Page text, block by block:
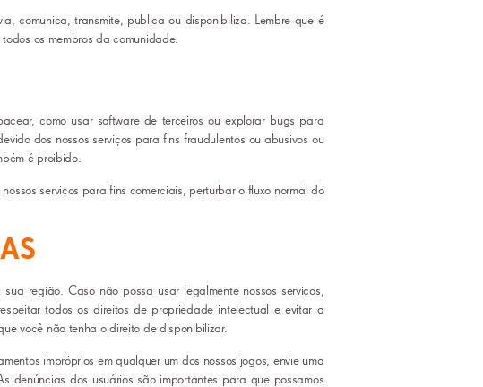
comunica, transmite, publica ou disponibiliza. Lembre que é
os membros da comunidade.
como usar software de terceiros ou explorar bugs para
dos nossos serviços para fins fraudulentos ou abusivos ou
é proibido.
serviços para fins comerciais, perturbar o fluxo normal do
região. Caso não possa usar legalmente nossos serviços,
todos os direitos de propriedade intelectual e evitar a
você não tenha o direito de disponibilizar.
impróprios em qualquer um dos nossos jogos, envie uma
denúncias dos usuários são importantes para que possamos